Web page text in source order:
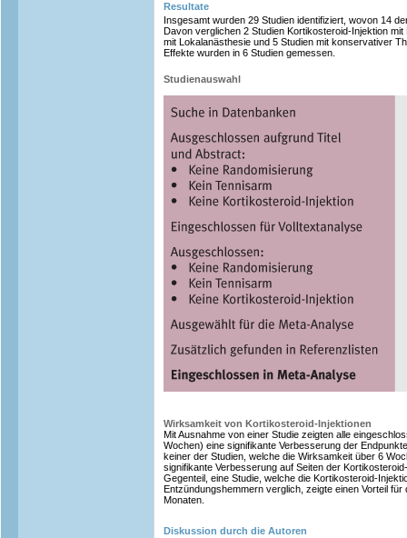
Resultate
Insgesamt wurden 29 Studien identifiziert, wovon 14
Davon verglichen 2 Studien Kortikosteroid-Injektion
mit Lokalanästhesie und 5 Studien mit konservativer
Effekte wurden in 6 Studien gemessen.
Studienauswahl
Wirksamkeit von Kortikosteroid-Injektionen
Mit Ausnahme von einer Studie zeigten alle
Wochen) eine signifikante Verbesserung der
keiner der Studien, welche die Wirksamkeit über 6
signifikante Verbesserung auf Seiten der
Gegenteil, eine Studie, welche die Kortikosteroid-
Entzündungshemmern verglich, zeigte einen Vorteil
Monaten.
Diskussion durch die Autoren